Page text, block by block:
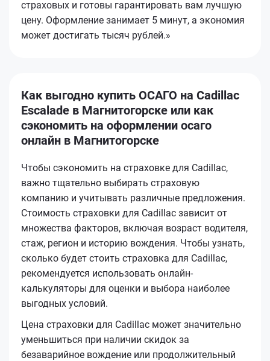
страховых и готовы гарантировать вам лучшую
цену. Оформление занимает 5 минут, а экономия
может достигать тысяч рублей.»
Как выгодно купить ОСАГО на Cadillac
Escalade в Магнитогорске или как
сэкономить на оформлении осаго
онлайн в Магнитогорске
Чтобы сэкономить на страховке для Cadillac,
важно тщательно выбирать страховую
компанию и учитывать различные предложения.
Стоимость страховки для Cadillac зависит от
множества факторов, включая возраст водителя,
стаж, регион и историю вождения. Чтобы узнать,
сколько будет стоить страховка для Cadillac,
рекомендуется использовать онлайн-
калькуляторы для оценки и выбора наиболее
выгодных условий.
Цена страховки для Cadillac может значительно
уменьшиться при наличии скидок за
безаварийное вождение или продолжительный